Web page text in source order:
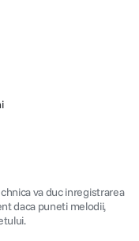
va duc inregistrarea
daca puneti melodii,